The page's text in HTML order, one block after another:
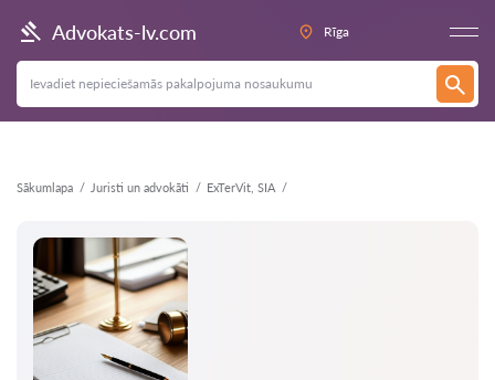
Advokats-lv.com Rīga
Sākumlapa Juristi un advokāti ExTerVit, SIA
Atpakaļ